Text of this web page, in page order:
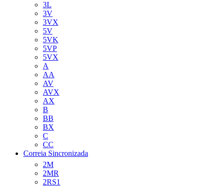
3L
3V
3VX
5V
5VK
5VP
5VX
A
AA
AV
AVX
AX
B
BB
BX
C
CC
Correia Sincronizada
2M
2MR
2RS1